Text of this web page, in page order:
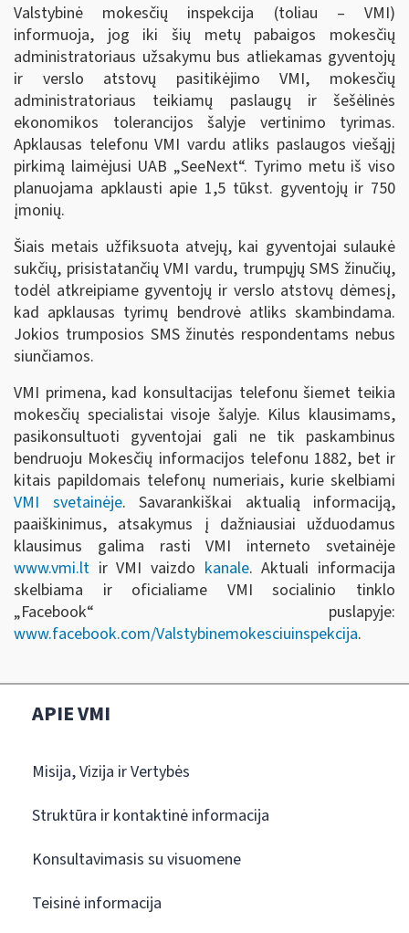
Valstybinė mokesčių inspekcija (toliau – VMI)
informuoja, jog iki šių metų pabaigos mokesčių
administratoriaus užsakymu bus atliekamas gyventojų
ir verslo atstovų pasitikėjimo VMI, mokesčių
administratoriaus teikiamų paslaugų ir šešėlinės
ekonomikos tolerancijos šalyje vertinimo tyrimas.
Apklausas telefonu VMI vardu atliks paslaugos viešąjį
pirkimą laimėjusi UAB „SeeNext“. Tyrimo metu iš viso
planuojama apklausti apie 1,5 tūkst. gyventojų ir 750
įmonių.
Šiais metais užfiksuota atvejų, kai gyventojai sulaukė
sukčių, prisistatančių VMI vardu, trumpųjų SMS žinučių,
todėl atkreipiame gyventojų ir verslo atstovų dėmesį,
kad apklausas tyrimų bendrovė atliks skambindama.
Jokios trumposios SMS žinutės respondentams nebus
siunčiamos.
VMI primena, kad konsultacijas telefonu šiemet teikia
mokesčių specialistai visoje šalyje. Kilus klausimams,
pasikonsultuoti gyventojai gali ne tik paskambinus
bendruoju Mokesčių informacijos telefonu 1882, bet ir
kitais papildomais telefonų numeriais, kurie skelbiami
VMI svetainėje. Savarankiškai aktualią informaciją,
paaiškinimus, atsakymus į dažniausiai užduodamus
klausimus galima rasti VMI interneto svetainėje
www.vmi.lt ir VMI vaizdo kanale. Aktuali informacija
skelbiama ir oficialiame VMI socialinio tinklo
„Facebook“ puslapyje:
www.facebook.com/Valstybinemokesciuinspekcija.
APIE VMI
Misija, Vizija ir Vertybės
Struktūra ir kontaktinė informacija
Konsultavimasis su visuomene
Teisinė informacija